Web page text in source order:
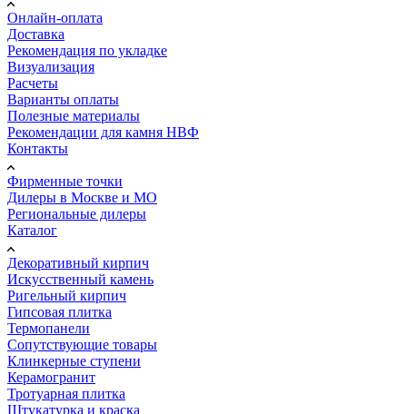
Онлайн-оплата
Доставка
Рекомендация по укладке
Визуализация
Расчеты
Варианты оплаты
Полезные материалы
Рекомендации для камня НВФ
Контакты
Фирменные точки
Дилеры в Москве и МО
Региональные дилеры
Каталог
Декоративный кирпич
Искусственный камень
Ригельный кирпич
Гипсовая плитка
Термопанели
Сопутствующие товары
Клинкерные ступени
Керамогранит
Тротуарная плитка
Штукатурка и краска